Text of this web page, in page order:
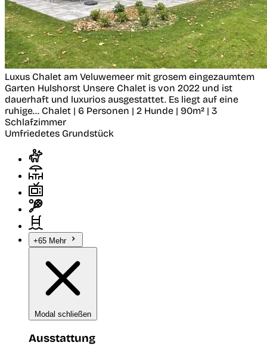
Luxus Chalet am Veluwemeer mit grosem eingezaumtem
Garten Hulshorst Unsere Chalet is von 2022 und ist
dauerhaft und luxurios ausgestattet. Es liegt auf eine
ruhige... Chalet | 6 Personen | 2 Hunde | 90m² | 3
Schlafzimmer
Umfriedetes Grundstück
+65 Mehr
Modal schließen
Ausstattung